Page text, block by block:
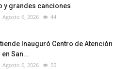
y grandes canciones
Agosto 6, 2026 44
Inauguró Centro de Atención
San...
Agosto 6, 2026 55